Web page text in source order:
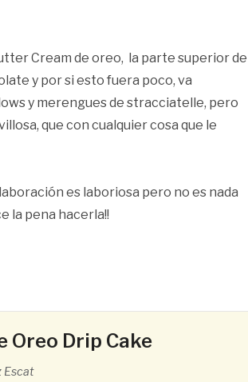
Cream de oreo, la parte superior de
y por si esto fuera poco, va
y merengues de stracciatelle, pero
que con cualquier cosa que le
es laboriosa pero no es nada
la pena hacerla!!
Oreo Drip Cake
Escat